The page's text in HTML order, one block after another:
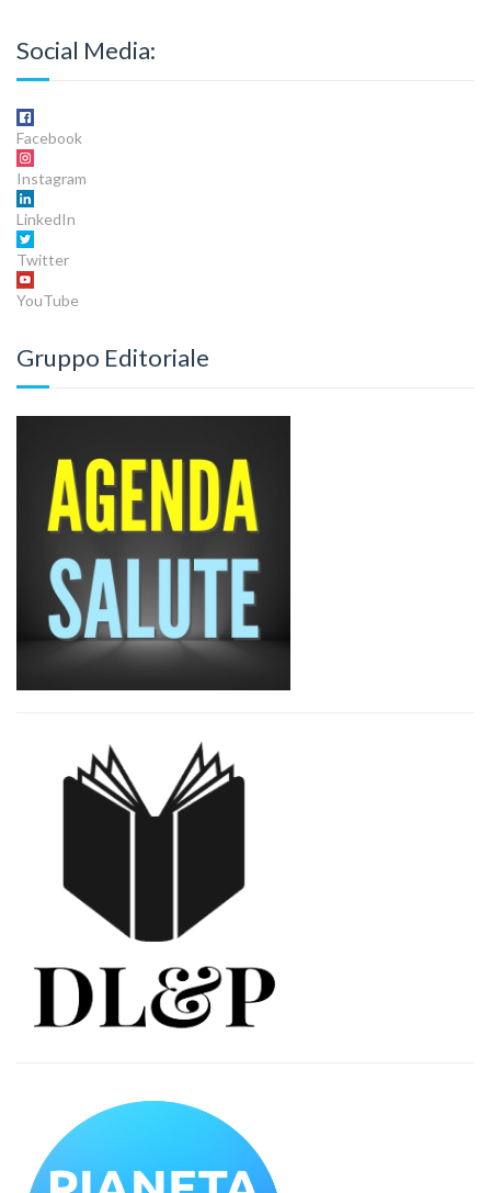
Social Media:
Facebook
Instagram
LinkedIn
Twitter
YouTube
Gruppo Editoriale